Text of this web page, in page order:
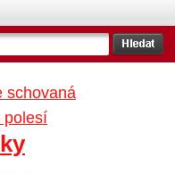
schovaná
polesí